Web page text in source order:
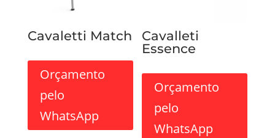
Cavaletti Match
Orçamento
pelo
WhatsApp
Cavalleti
Essence
Orçamento
pelo
WhatsApp